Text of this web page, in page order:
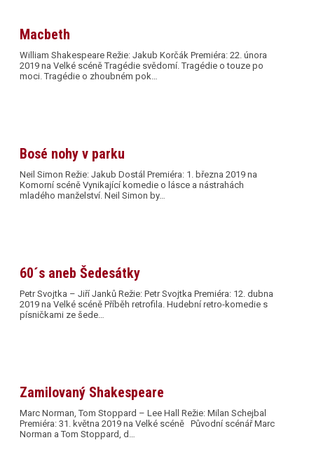
Macbeth
William Shakespeare Režie: Jakub Korčák Premiéra: 22. února
2019 na Velké scéně Tragédie svědomí. Tragédie o touze po
moci. Tragédie o zhoubném pok…
Bosé nohy v parku
Neil Simon Režie: Jakub Dostál Premiéra: 1. března 2019 na
Komorní scéně Vynikající komedie o lásce a nástrahách
mladého manželství. Neil Simon by…
60´s aneb Šedesátky
Petr Svojtka – Jiří Janků Režie: Petr Svojtka Premiéra: 12. dubna
2019 na Velké scéně Příběh retrofila. Hudební retro-komedie s
písničkami ze šede…
Zamilovaný Shakespeare
Marc Norman, Tom Stoppard – Lee Hall Režie: Milan Schejbal
Premiéra: 31. května 2019 na Velké scéně Původní scénář Marc
Norman a Tom Stoppard, d…